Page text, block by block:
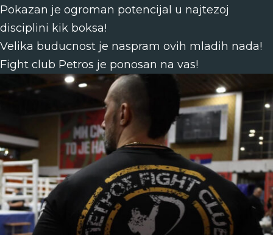
Pokazan je ogroman potencijal u najtezoj
disciplini kik boksa!
Velika buducnost je naspram ovih mladih nada!
Fight club Petros je ponosan na vas!